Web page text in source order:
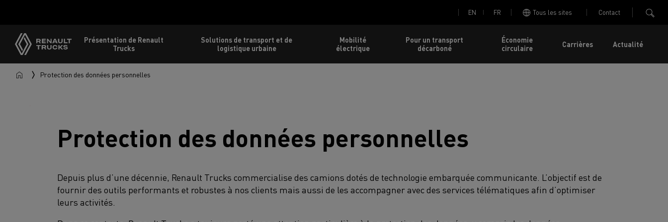
EN FR Tous les sites Contact
Présentation de Renault
Trucks
Solutions de transport et de
logistique urbaine
Mobilité
électrique
Pour un transport
décarboné
Économie
circulaire
Carrières Actualité
Protection des données personnelles
Protection des données personnelles
Depuis plus d’une décennie, Renault Trucks commercialise des camions dotés de technologie embarquée communicante. L’objectif est de
fournir des outils performants et robustes à nos clients mais aussi de les accompagner avec des services télématiques afin d’optimiser
leurs activités.